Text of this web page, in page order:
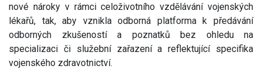
nové nároky v rámci celoživotního vzdělávání vojenských
lékařů, tak, aby vznikla odborná platforma k předávání
odborných zkušeností a poznatků bez ohledu na
specializaci či služební zařazení a reflektující specifika
vojenského zdravotnictví.